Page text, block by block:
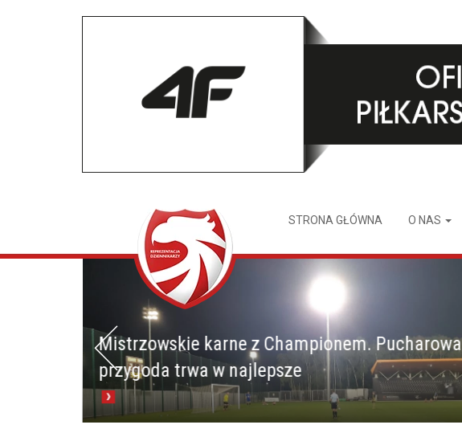
STRONA GŁÓWNA O NAS
Mistrzowskie karne z Championem. Pucharowa
przygoda trwa w najlepsze